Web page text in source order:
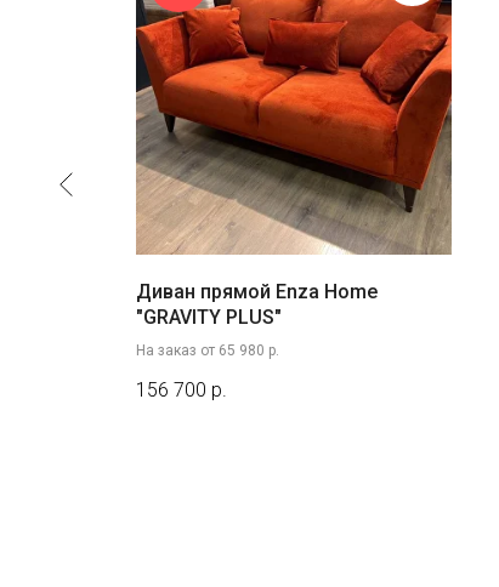
Диван прямой Enza Home
"GRAVITY PLUS"
На заказ от 65 980 р.
156 700 р.